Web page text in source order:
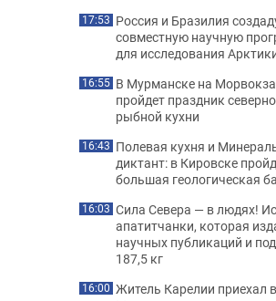
17:53 Россия и Бразилия
совместную научную
для исследования
16:55 В Мурманске на
пройдет праздник
рыбной кухни
16:43 Полевая кухня и
диктант: в Кировске
большая геологическая
16:03 Сила Севера — в людях!
апатитчанки, которая
научных публикаций и
187,5 кг
16:00 Житель Карелии приехал в